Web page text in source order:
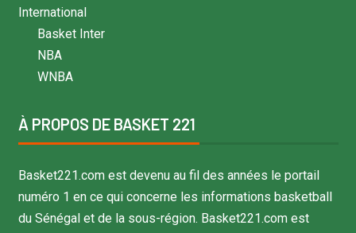
International
Basket Inter
NBA
WNBA
À PROPOS DE BASKET 221
Basket221.com est devenu au fil des années le portail
numéro 1 en ce qui concerne les informations basketball
du Sénégal et de la sous-région. Basket221.com est